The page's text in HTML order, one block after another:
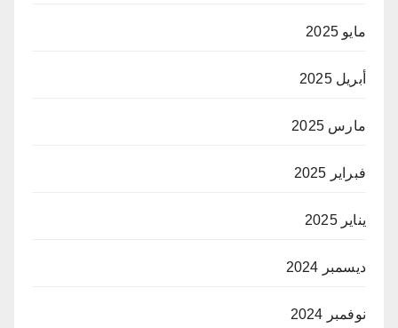
مايو 2025
أبريل 2025
مارس 2025
فبراير 2025
يناير 2025
ديسمبر 2024
نوفمبر 2024